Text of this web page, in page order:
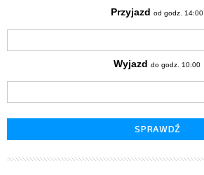
Przyjazd od godz. 14:00
Wyjazd do godz. 10:00